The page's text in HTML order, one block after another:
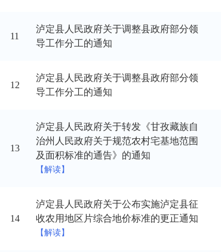
11
泸定县人民政府关于调整县政府部分领
导工作分工的通知
12
泸定县人民政府关于调整县政府部分领
导工作分工的通知
13
泸定县人民政府关于转发《甘孜藏族自
治州人民政府关于规范农村宅基地范围
及面积标准的通告》的通知
【解读】
14
泸定县人民政府关于公布实施泸定县征
收农用地区片综合地价标准的更正通知
【解读】